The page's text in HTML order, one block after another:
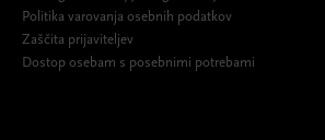
Politika varovanja osebnih podatkov
Zaščita prijaviteljev
Dostop osebam s posebnimi potrebami